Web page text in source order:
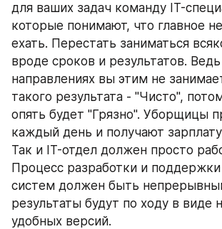
для ваших задач команду IT-
которые понимают, что главное
ехать. Перестать заниматься
вроде сроков и результатов.
направлениях вы этим не
такого результата - "Чисто",
опять будет "Грязно". Уборщицы
каждый день и получают
Так и IT-отдел должен просто
Процесс разработки и
систем должен быть
результаты будут по ходу в виде
удобных версий.